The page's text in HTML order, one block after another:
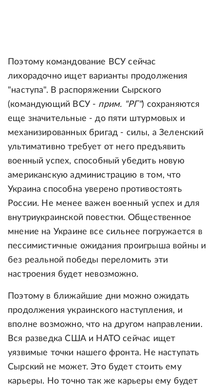
Поэтому командование ВСУ сейчас
лихорадочно ищет варианты продолжения
"наступа". В распоряжении Сырского
(командующий ВСУ - прим. "РГ") сохраняются
еще значительные - до пяти штурмовых и
механизированных бригад - силы, а Зеленский
ультимативно требует от него предъявить
военный успех, способный убедить новую
американскую администрацию в том, что
Украина способна уверено противостоять
России. Не менее важен военный успех и для
внутриукраинской повестки. Общественное
мнение на Украине все сильнее погружается в
пессимистичные ожидания проигрыша войны и
без реальной победы переломить эти
настроения будет невозможно.
Поэтому в ближайшие дни можно ожидать
продолжения украинского наступления, и
вполне возможно, что на другом направлении.
Вся разведка США и НАТО сейчас ищет
уязвимые точки нашего фронта. Не наступать
Сырский не может. Это будет стоить ему
карьеры. Но точно так же карьеры ему будет